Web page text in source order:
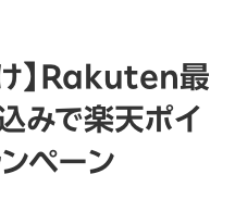
け】Rakuten最
みで楽天ポイ
ペーン